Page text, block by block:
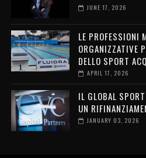
JUNE 17, 2026
LE PROFESSIONI
ORGANIZZATIVE
DELLO SPORT
APRIL 17, 2026
IL GLOBAL
UN
JANUARY 03, 2026